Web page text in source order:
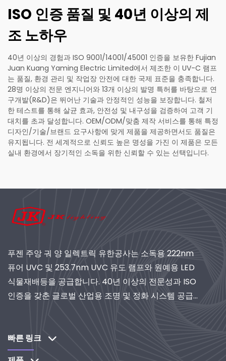
ISO 인증 품질 및 40년 이상의 제
조 노하우
40년 이상의 경험과 ISO 9001/14001/45001 인증을 보유한 Fujian
Juan Kuang Yaming Electric Limited에서 제조한 이 UV-C 램프
는 품질, 환경 관리 및 작업장 안전에 대한 국제 표준을 충족합니다.
28명 이상의 전문 엔지니어와 13개 이상의 발명 특허를 바탕으로 연
구개발(R&D)은 뛰어난 기술과 안정적인 성능을 보장합니다. 철저
한 테스트를 통해 살균 효과, 안전성 및 내구성을 검증하여 고객 기
대치를 초과 달성합니다. OEM/ODM/맞춤 제작 서비스를 통해 특정
디자인/기술/브랜드 요구사항에 맞게 제품을 제공하면서도 품질은
유지됩니다. 전 세계적으로 신뢰도 높은 명성을 가진 이 제품은 모든
실내 환경에서 장기적인 소독을 위한 신뢰할 수 있는 선택입니다.
푸젠 주앙 궈 양 일렉트릭 유한공사는 소독용 222nm
퓨어 UVC 및 253.7nm UVC 유도 램프와 원예용 LED
식물재배등을 공급합니다. 40년 이상의 전문성과 ISO
인증을 갖춘 글로벌 산업용 조명 및 정화 시스템 공급
빠른 링크